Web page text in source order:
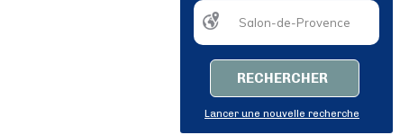
RECHERCHER
Lancer une nouvelle recherche